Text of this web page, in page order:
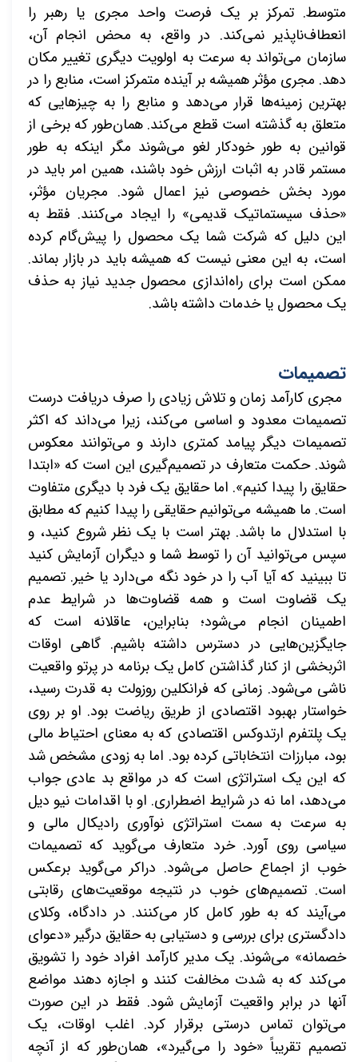
متوسط. تمرکز بر یک فرصت واحد مجری یا رهبر را
انعطاف‌ناپذیر نمی‌کند. در واقع، به محض انجام آن،
سازمان می‌تواند به سرعت به اولویت دیگری تغییر مکان
دهد. مجری مؤثر همیشه بر آینده متمرکز است، منابع را در
بهترین زمینه‌ها قرار می‌دهد و منابع را به چیزهایی که
متعلق به گذشته است قطع می‌کند. همان‌طور که برخی از
قوانین به طور خودکار لغو می‌شوند مگر اینکه به طور
مستمر قادر به اثبات ارزش خود باشند، همین امر باید در
مورد بخش خصوصی نیز اعمال شود. مجریان مؤثر،
«حذف سیستماتیک قدیمی» را ایجاد می‌کنند. فقط به
این دلیل که شرکت شما یک محصول را پیش‌گام کرده
است، به این معنی نیست که همیشه باید در بازار بماند.
ممکن است برای راه‌اندازی محصول جدید نیاز به حذف
یک محصول یا خدمات داشته باشد.
تصمیمات
مجری کارآمد زمان و تلاش زیادی را صرف دریافت درست
تصمیمات معدود و اساسی می‌کند، زیرا می‌داند که اکثر
تصمیمات دیگر پیامد کمتری دارند و می‌توانند معکوس
شوند. حکمت متعارف در تصمیم‌گیری این است که «ابتدا
حقایق را پیدا کنیم». اما حقایق یک فرد با دیگری متفاوت
است. ما همیشه می‌توانیم حقایقی را پیدا کنیم که مطابق
با استدلال ما باشد. بهتر است با یک نظر شروع کنید، و
سپس می‌توانید آن را توسط شما و دیگران آزمایش کنید
تا ببینید که آیا آب را در خود نگه می‌دارد یا خیر. تصمیم
یک قضاوت است و همه قضاوت‌ها در شرایط عدم
اطمینان انجام می‌شود؛ بنابراین، عاقلانه است که
جایگزین‌هایی در دسترس داشته باشیم. گاهی اوقات
اثربخشی از کنار گذاشتن کامل یک برنامه در پرتو واقعیت
ناشی می‌شود. زمانی که فرانکلین روزولت به قدرت رسید،
خواستار بهبود اقتصادی از طریق ریاضت بود. او بر روی
یک پلتفرم ارتدوکس اقتصادی که به معنای احتیاط مالی
بود، مبارزات انتخاباتی کرده بود. اما به زودی مشخص شد
که این یک استراتژی است که در مواقع بد عادی جواب
می‌دهد، اما نه در شرایط اضطراری. او با اقدامات نیو دیل
به سرعت به سمت استراتژی نوآوری رادیکال مالی و
سیاسی روی آورد. خرد متعارف می‌گوید که تصمیمات
خوب از اجماع حاصل می‌شود. دراکر می‌گوید برعکس
است. تصمیم‌های خوب در نتیجه موقعیت‌های رقابتی
می‌آیند که به طور کامل کار می‌کنند. در دادگاه، وکلای
دادگستری برای بررسی و دستیابی به حقایق درگیر «دعوای
خصمانه» می‌شوند. یک مدیر کارآمد افراد خود را تشویق
می‌کند که به شدت مخالفت کنند و اجازه دهند مواضع
آنها در برابر واقعیت آزمایش شود. فقط در این صورت
می‌توان تماس درستی برقرار کرد. اغلب اوقات، یک
تصمیم تقریباً «خود را می‌گیرد»، همان‌طور که از آنچه